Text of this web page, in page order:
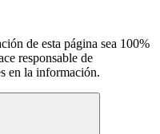
de esta página sea 100%
responsable de
en la información.